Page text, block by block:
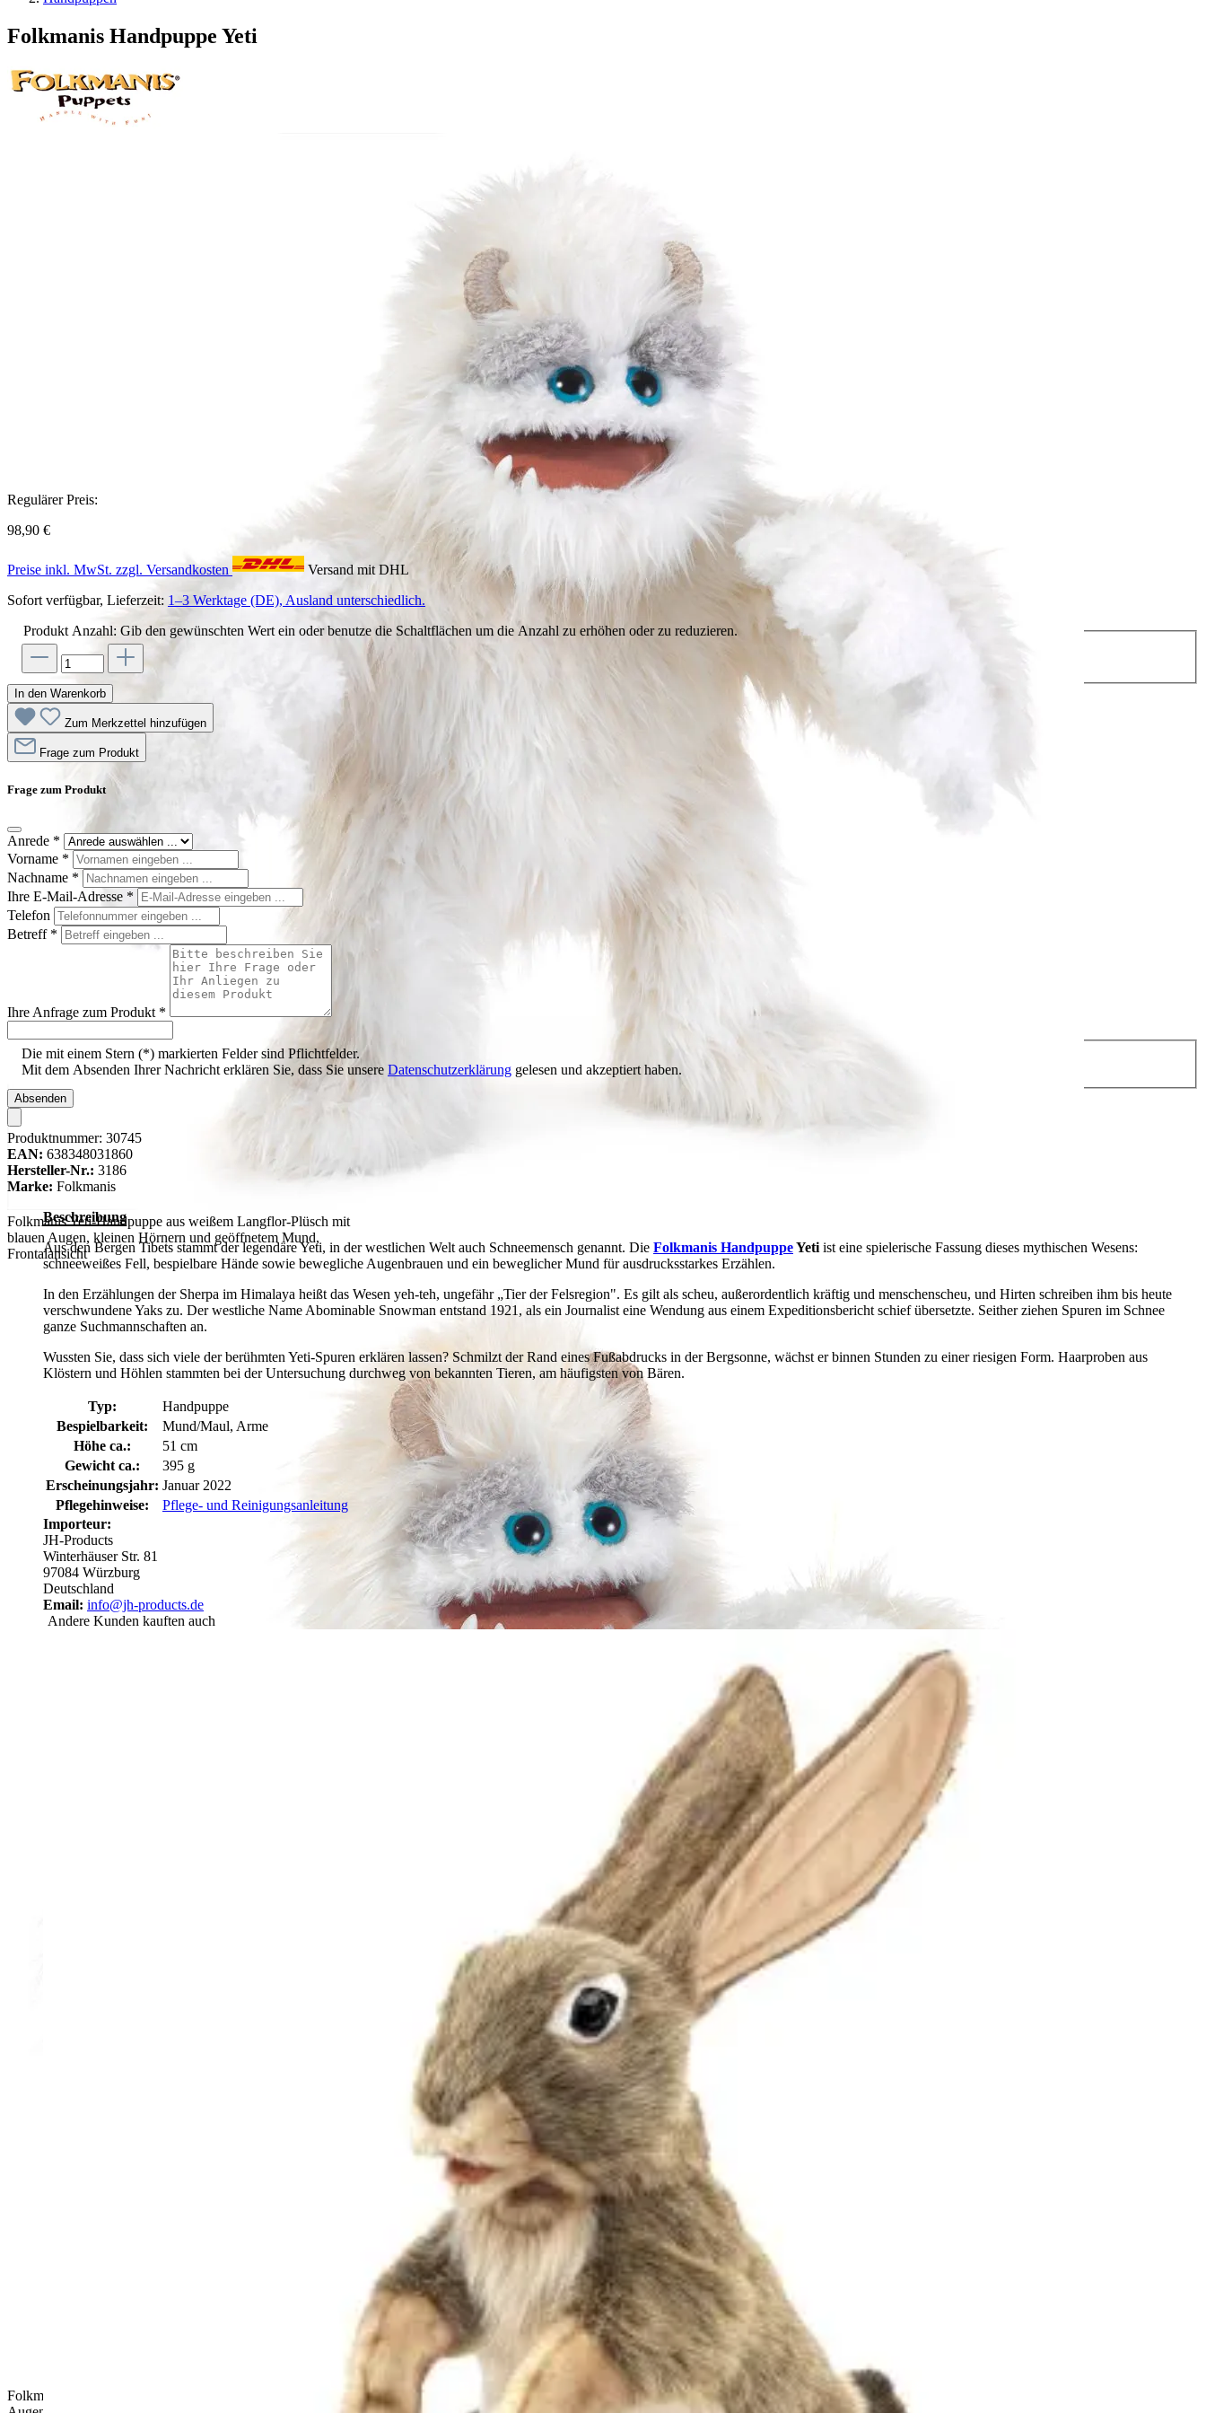
Folkmanis Handpuppe Yeti
Folkmanis Yeti-Handpuppe aus weißem Langflor-Plüsch mit
blauen Augen, kleinen Hörnern und geöffnetem Mund,
Frontalansicht
Folkmanis Handpuppe Yeti mit weißem Langflor-Fell, blauen
Regulärer Preis:
98,90 €
Preise inkl. MwSt. zzgl. Versandkosten
Versand mit DHL
Sofort verfügbar, Lieferzeit: 1–3 Werktage (DE), Ausland unterschiedlich.
Produkt Anzahl: Gib den gewünschten Wert ein oder benutze die Schaltflächen um die Anzahl zu erhöhen oder zu reduzieren.
In den Warenkorb
Zum Merkzettel hinzufügen
Frage zum Produkt
Frage zum Produkt
Anrede *
Vorname *
Nachname *
Ihre E-Mail-Adresse *
Telefon
Betreff *
Ihre Anfrage zum Produkt *
Die mit einem Stern (*) markierten Felder sind Pflichtfelder.
Mit dem Absenden Ihrer Nachricht erklären Sie, dass Sie unsere Datenschutzerklärung gelesen und akzeptiert haben.
Absenden
Produktnummer: 30745
EAN: 638348031860
Hersteller-Nr.: 3186
Marke: Folkmanis
Beschreibung
Aus den Bergen Tibets stammt der legendäre Yeti, in der westlichen Welt auch Schneemensch genannt. Die Folkmanis HandpuppeYeti ist eine spielerische Fassung dieses mythischen Wesens:
schneeweißes Fell, bespielbare Hände sowie bewegliche Augenbrauen und ein beweglicher Mund für ausdrucksstarkes Erzählen.
In den Erzählungen der Sherpa im Himalaya heißt das Wesen yeh-teh, ungefähr „Tier der Felsregion". Es gilt als scheu, außerordentlich kräftig und menschenscheu, und Hirten schreiben ihm bis heute
verschwundene Yaks zu. Der westliche Name Abominable Snowman entstand 1921, als ein Journalist eine Wendung aus einem Expeditionsbericht schief übersetzte. Seither ziehen Spuren im Schnee
ganze Suchmannschaften an.
Wussten Sie, dass sich viele der berühmten Yeti-Spuren erklären lassen? Schmilzt der Rand eines Fußabdrucks in der Bergsonne, wächst er binnen Stunden zu einer riesigen Form. Haarproben aus
Klöstern und Höhlen stammten bei der Untersuchung durchweg von bekannten Tieren, am häufigsten von Bären.
Typ:
Handpuppe
Bespielbarkeit:
Mund/Maul, Arme
Höhe ca.:
51 cm
Gewicht ca.:
395 g
Erscheinungsjahr: Januar 2022
Pflegehinweise:
Pflege- und Reinigungsanleitung
Importeur:
JH-Products
Winterhäuser Str. 81
97084 Würzburg
Deutschland
Email: info@jh-products.de
Andere Kunden kauften auch